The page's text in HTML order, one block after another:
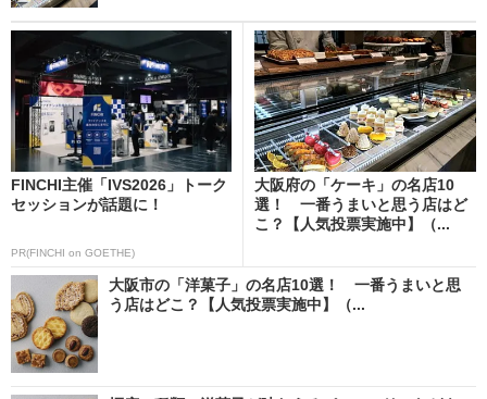
FINCHI主催「IVS2026」トーク
セッションが話題に！
PR(FINCHI on GOETHE)
大阪府の「ケーキ」の名店10
選！ 一番うまいと思う店はど
こ？【人気投票実施中】（...
大阪市の「洋菓子」の名店10選！ 一番うまいと思
う店はどこ？【人気投票実施中】（...